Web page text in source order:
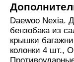
Daewoo Nexia.
бензобака из
крышки
колонки 4 шт.,